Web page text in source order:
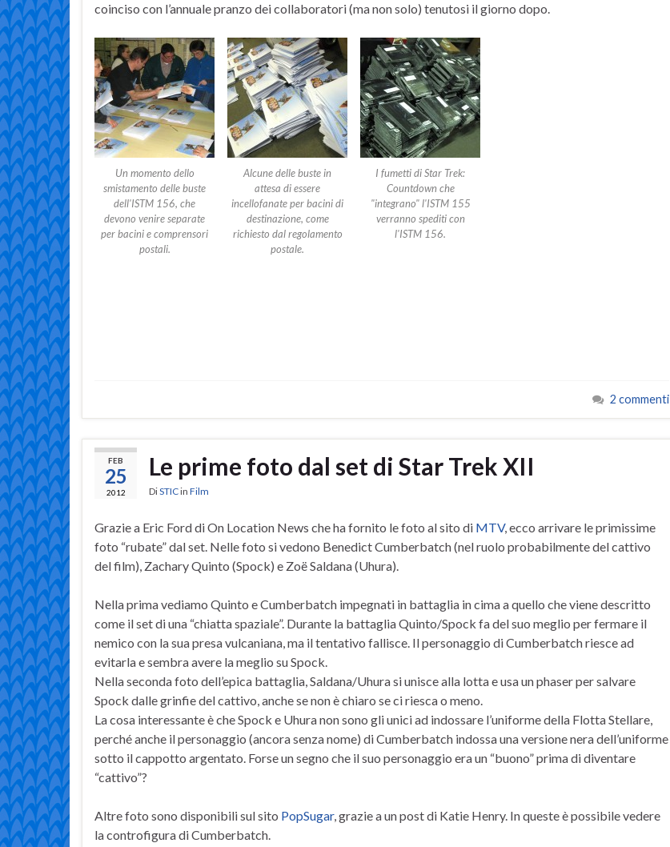
coinciso con l’annuale pranzo dei collaboratori (ma non solo) tenutosi il giorno dopo.
Un momento dello
smistamento delle buste
dell'ISTM 156, che
devono venire separate
per bacini e comprensori
postali.
Alcune delle buste in
attesa di essere
incellofanate per bacini di
destinazione, come
richiesto dal regolamento
postale.
I fumetti di Star Trek:
Countdown che
"integrano" l'ISTM 155
verranno spediti con
l'ISTM 156.
2 commenti
FEB
25
2012
Le prime foto dal set di Star Trek XII
DiSTICin Film
Grazie a Eric Ford di On Location News che ha fornito le foto al sito di MTV, ecco arrivare le primissime
foto “rubate” dal set. Nelle foto si vedono Benedict Cumberbatch (nel ruolo probabilmente del cattivo
del film), Zachary Quinto (Spock) e Zoë Saldana (Uhura).
Nella prima vediamo Quinto e Cumberbatch impegnati in battaglia in cima a quello che viene descritto
come il set di una “chiatta spaziale”. Durante la battaglia Quinto/Spock fa del suo meglio per fermare il
nemico con la sua presa vulcaniana, ma il tentativo fallisce. Il personaggio di Cumberbatch riesce ad
evitarla e sembra avere la meglio su Spock.
Nella seconda foto dell’epica battaglia, Saldana/Uhura si unisce alla lotta e usa un phaser per salvare
Spock dalle grinfie del cattivo, anche se non è chiaro se ci riesca o meno.
La cosa interessante è che Spock e Uhura non sono gli unici ad indossare l’uniforme della Flotta Stellare,
perché anche il personaggio (ancora senza nome) di Cumberbatch indossa una versione nera dell’uniforme
sotto il cappotto argentato. Forse un segno che il suo personaggio era un “buono” prima di diventare
“cattivo”?
Altre foto sono disponibili sul sito PopSugar, grazie a un post di Katie Henry. In queste è possibile vedere
la controfigura di Cumberbatch.